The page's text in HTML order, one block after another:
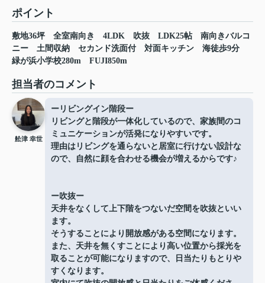
ポイント
敷地36坪 全室南向き 4LDK 吹抜 LDK25帖
南向きバルコ
ニー
土間収納 セカンド洗面付 対面キッチン
海徒歩9分
緑が浜小学校280m
FUJI850m
担当者のコメント
舩津 幸世
ーリビングイン階段ー
リビングと階段が一体化しているので、家族間のコ
ミュニケーションが活発になりやすいです。
理由はリビングを通らないと居室に行けない設計な
ので、自然に顔を合わせる機会が増えるからです♪
ー吹抜ー
天井をなくして上下階をつないだ空間を吹抜といい
ます。
そうすることにより開放感がある空間になります。
また、天井を無くすことにより高い位置から採光を
取ることが可能になりますので、日当たりもとりや
すくなります。